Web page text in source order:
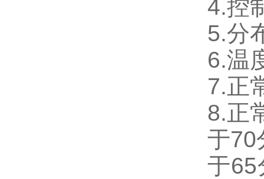
4.控
5.分
6.温
7.正
8.正
于70
于